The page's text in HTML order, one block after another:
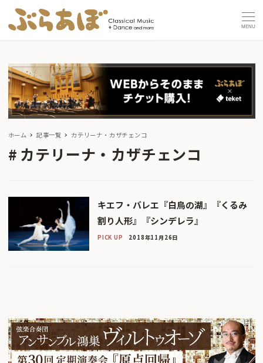
MENU
ホーム 記事一覧 カテリーナ・カザチェンコ
カテリーナ・カザチェンコ
キエフ・バレエ『白鳥の湖』『くるみ
割り人形』『シンデレラ』
PICK UP 2018年11月26日